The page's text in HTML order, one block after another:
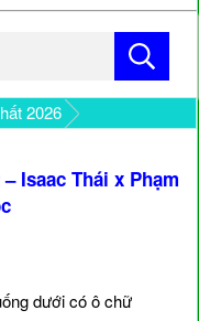
2026
Isaac Thái x Phạm
dưới có ô chữ